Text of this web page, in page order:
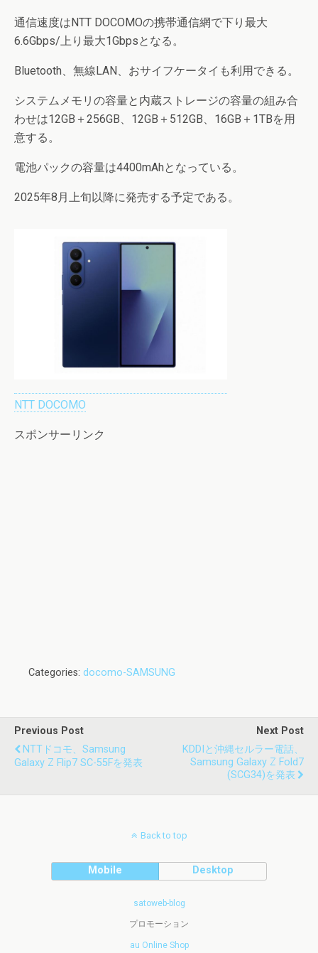
通信速度はNTT DOCOMOの携帯通信網で下り最大
6.6Gbps/上り最大1Gbpsとなる。
Bluetooth、無線LAN、おサイフケータイも利用できる。
システムメモリの容量と内蔵ストレージの容量の組み合
わせは12GB＋256GB、12GB＋512GB、16GB＋1TBを用
意する。
電池パックの容量は4400mAhとなっている。
2025年8月上旬以降に発売する予定である。
NTT DOCOMO
スポンサーリンク
Categories: docomo-SAMSUNG
Previous Post
NTTドコモ、Samsung
Galaxy Z Flip7 SC-55Fを発表
Next Post
KDDIと沖縄セルラー電話、
Samsung Galaxy Z Fold7
(SCG34)を発表
Back to top
Mobile Desktop
satoweb-blog
プロモーション
au Online Shop